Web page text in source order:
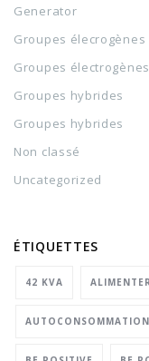
Generator
Groupes élecrogènes
Groupes électrogènes
Groupes hybrides
Groupes hybrides
Non classé
Uncategorized
ÉTIQUETTES
42 KVA
AUTOCONSOMMATION